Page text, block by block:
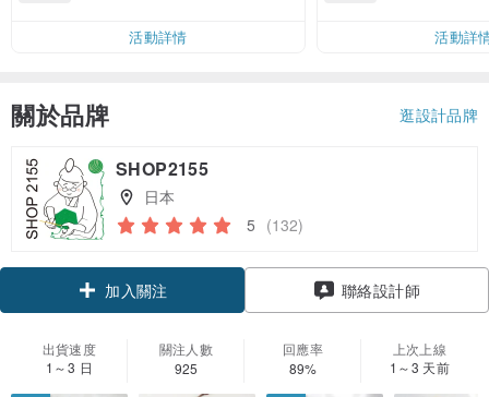
活動詳情
活動詳
關於品牌 逛設計品牌
SHOP2155
日本
5 (132)
加入關注
聯絡設計師
出貨速度
1～3 日
關注人數
925
回應率
89%
上次上線
1～3 天前